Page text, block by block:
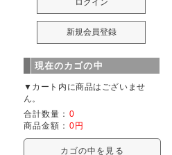
現在のカゴの中
▼カート内に商品はございませ
ん。
合計数量： 0
商品金額： 0円
カゴの中を見る